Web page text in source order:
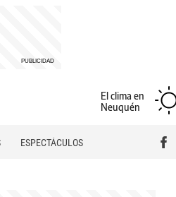
El clima en
Neuquén
ESPECTÁCULOS